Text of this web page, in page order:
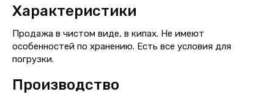
Характеристики
Продажа в чистом виде, в кипах. Не имеют
особенностей по хранению. Есть все условия для
погрузки.
Производство